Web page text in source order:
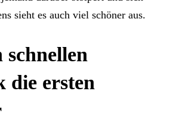
sieht es auch viel schöner aus.
schnellen
die ersten